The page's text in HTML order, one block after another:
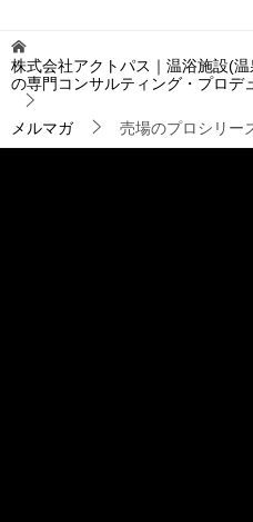
ゲ
ー
シ
ョ
ン
株式会社アクトパス｜温浴施設(
の専門コンサルティング・プロデ
メルマガ 売場のプロシリ